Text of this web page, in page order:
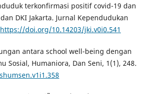
terkonfirmasi positif covid-19 dan
DKI Jakarta. Jurnal Kependudukan
https://doi.org/10.14203/jki.v0i0.541
antara school well-being dengan
Sosial, Humaniora, Dan Seni, 1(1), 248.